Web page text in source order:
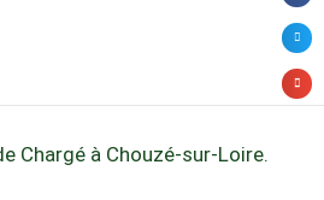
Chargé à Chouzé-sur-Loire.